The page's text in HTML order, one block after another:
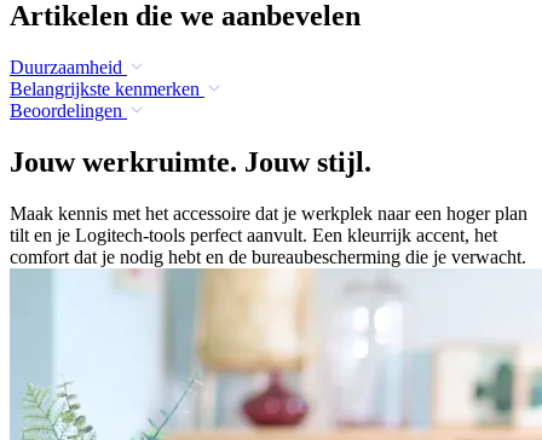
Artikelen die we aanbevelen
Duurzaamheid
Belangrijkste kenmerken
Beoordelingen
Jouw werkruimte. Jouw stijl.
Maak kennis met het accessoire dat je werkplek naar een hoger plan
tilt en je Logitech-tools perfect aanvult. Een kleurrijk accent, het
comfort dat je nodig hebt en de bureaubescherming die je verwacht.